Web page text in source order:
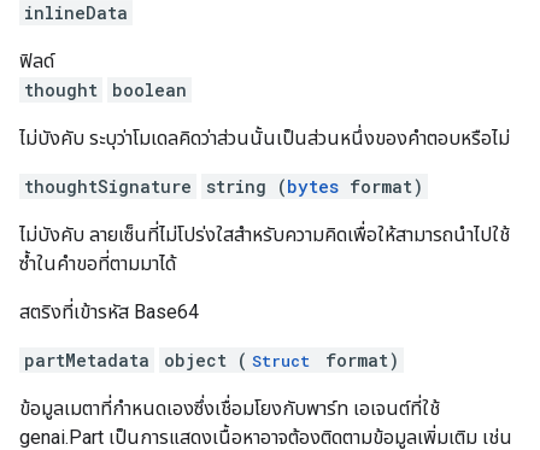
inlineData
ฟิลด์
thought
boolean
ไม่บังคับ ระบุว่าโมเดลคิดว่าส่วนนั้นเป็นส่วนหนึ่งของคำตอบหรือไม่
thoughtSignature string (bytes format)
ไม่บังคับ ลายเซ็นที่ไม่โปร่งใสสำหรับความคิดเพื่อให้สามารถนำไปใช้
ซ้ำในคำขอที่ตามมาได้
สตริงที่เข้ารหัส Base64
partMetadata object ( Struct format)
ข้อมูลเมตาที่กำหนดเองซึ่งเชื่อมโยงกับพาร์ท เอเจนต์ที่ใช้
genai.Part เป็นการแสดงเนื้อหาอาจต้องติดตามข้อมูลเพิ่มเติม เช่น